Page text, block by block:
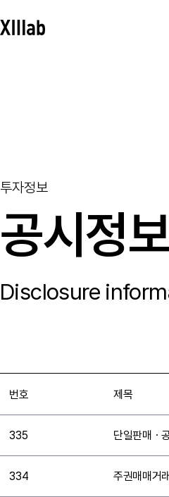
투자정보
공시정
Disclosure
번호 제목
335 단일판매ㆍ
334 주권매매거